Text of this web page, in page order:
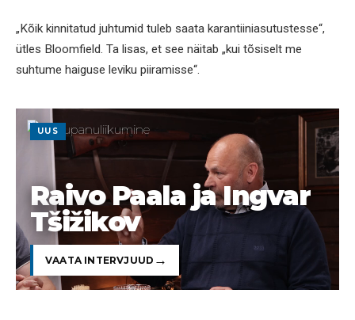
„Kõik kinnitatud juhtumid tuleb saata karantiiniasutustesse“,
ütles Bloomfield. Ta lisas, et see näitab „kui tõsiselt me
suhtume haiguse leviku piiramisse“.
UUS
Raivo Paala ja Ingvar
Tšižikov
VAATA INTERVJUUD